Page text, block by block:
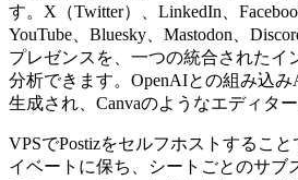
す。X（Twitter）、LinkedIn、
YouTube、Bluesky、Mastodon、
プレゼンスを、一つの統合されたイ
分析できます。OpenAIとの組み込
生成され、Canvaのようなエディタ
VPSでPostizをセルフホストするこ
イベートに保ち、シートごとのサブ